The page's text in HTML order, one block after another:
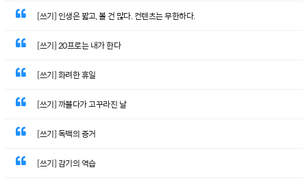
[쓰기] 인생은 짧고, 볼 건 많다. 컨텐츠는 무한하다.
[쓰기] 20프로는 내가 한다
[쓰기] 화려한 휴일
[쓰기] 까불다가 고꾸라진 날
[쓰기] 독백의 증거
[쓰기] 감기의 역습